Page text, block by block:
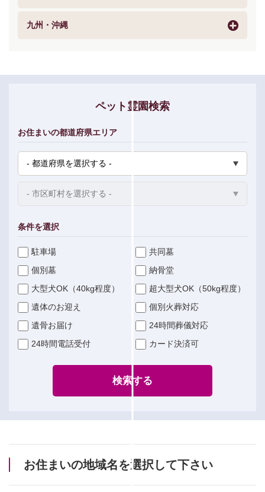
九州・沖縄
ペット霊園検索
お住まいの都道府県エリア
条件を選択
駐車場
共同墓
個別墓
納骨堂
大型犬OK（40kg程度）
超大型犬OK（50kg程度）
遺体のお迎え
個別火葬対応
遺骨お届け
24時間葬儀対応
24時間電話受付
カード決済可
検索する
お住まいの地域名を選択して下さい